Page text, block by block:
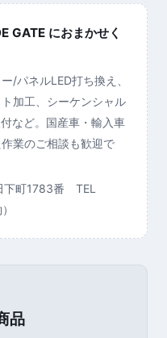
GATE におまかせく
/パネルLED打ち換え、
加工、シーケンシャル
など。国産車・輸入車
業のご相談も歓迎で
下町1783番 TEL
品